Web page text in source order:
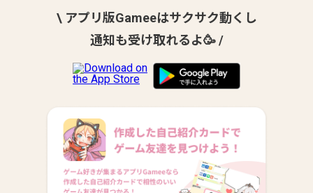
\ アプリ版Gameeはサクサク動くし
通知も受け取れるよ🥳 /